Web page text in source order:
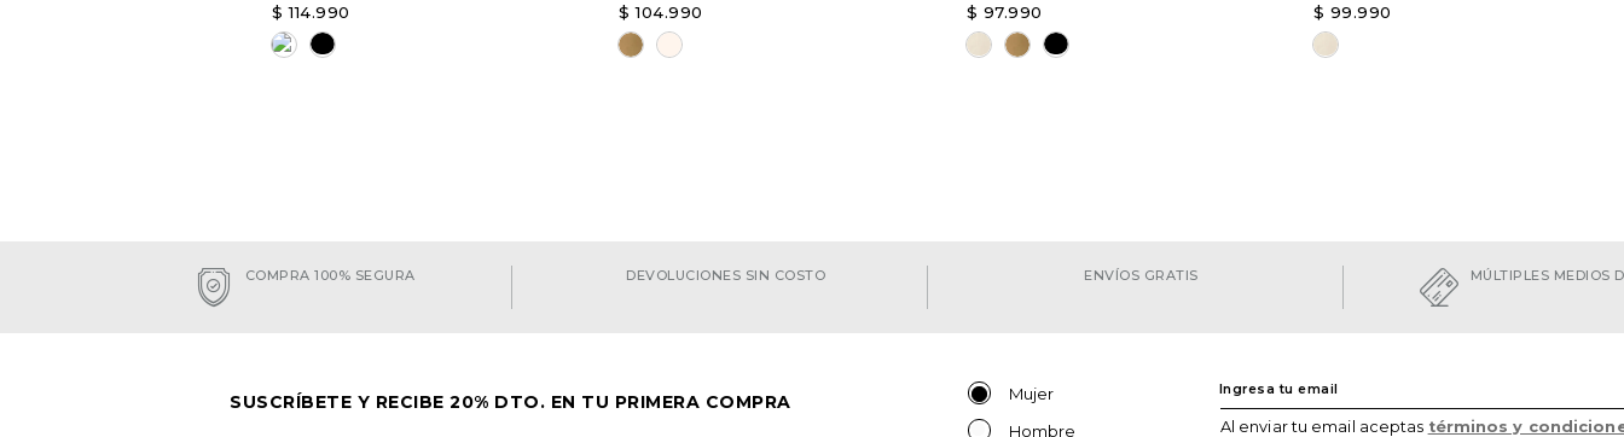
$ 114.990 $ 104.990 $ 97.990 $ 99.990
COMPRA 100% SEGURA DEVOLUCIONES SIN COSTO ENVÍOS GRATIS MÚLTIPLES MEDIOS
SUSCRÍBETE Y RECIBE 20% DTO. EN TU PRIMERA COMPRA
Mujer
Hombre
Al enviar tu email aceptas términos y